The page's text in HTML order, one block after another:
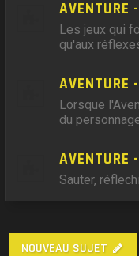
AVENTURE
Les jeux qui
qu'aux
AVENTURE
Lorsque
du
AVENTURE
Sauter,
NOUVEAU SUJET